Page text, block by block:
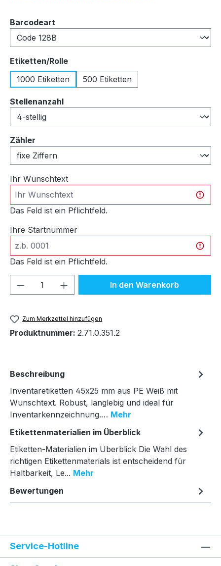
Barcodeart
Etiketten/Rolleauswählen
1000 Etiketten
500 Etiketten
Stellenanzahlauswählen
Zähler
Ihr Wunschtext
Das Feld ist ein Pflichtfeld.
Ihre Startnummer
Das Feld ist ein Pflichtfeld.
Produkt Anzahl: Gib denIn den Warenkorb
Zum Merkzettel hinzufügen
Produktnummer: 2.71.0.351.2
Beschreibung
Inventaretiketten 45x25 mm aus PE Weiß mit
Wunschtext. Robust, langlebig und ideal für
Inventarkennzeichnung.… Mehr
Etikettenmaterialien im Überblick
Etiketten-Materialien im Überblick Die Wahl des
richtigen Etikettenmaterials ist entscheidend für
Haltbarkeit, Le... Mehr
Bewertungen
Service-Hotline